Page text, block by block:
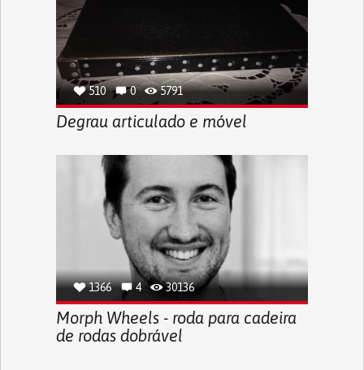
510 0 5791
Degrau articulado e móvel
1366 4 30136
Morph Wheels - roda para cadeira
de rodas dobrável